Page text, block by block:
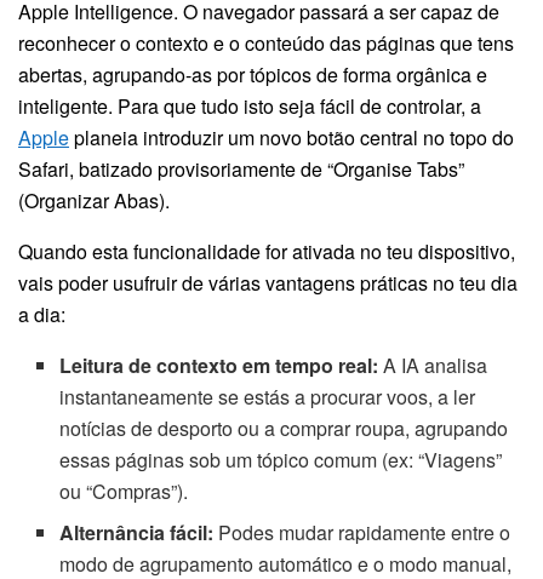
Apple Intelligence. O navegador passará a ser capaz de
reconhecer o contexto e o conteúdo das páginas que tens
abertas, agrupando-as por tópicos de forma orgânica e
inteligente. Para que tudo isto seja fácil de controlar, a
Appleplaneia introduzir um novo botão central no topo do
Safari, batizado provisoriamente de “Organise Tabs”
(Organizar Abas).
Quando esta funcionalidade for ativada no teu dispositivo,
vais poder usufruir de várias vantagens práticas no teu dia
a dia:
Leitura de contexto em tempo real: A IA analisa
instantaneamente se estás a procurar voos, a ler
notícias de desporto ou a comprar roupa, agrupando
essas páginas sob um tópico comum (ex: “Viagens”
ou “Compras”).
Alternância fácil: Podes mudar rapidamente entre o
modo de agrupamento automático e o modo manual,